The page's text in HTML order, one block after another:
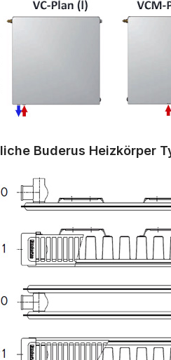
Buderus Heizkörper